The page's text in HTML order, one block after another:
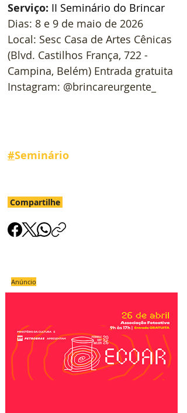
Serviço: II Seminário do Brincar
Dias: 8 e 9 de maio de 2026
Local: Sesc Casa de Artes Cênicas
(Blvd. Castilhos França, 722 -
Campina, Belém) Entrada gratuita
Instagram: @brincareurgente_
#Seminário
Compartilhe
Anúncio